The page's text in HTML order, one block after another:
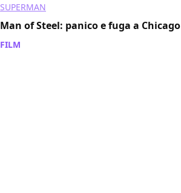
SUPERMAN
Man of Steel: panico e fuga a Chicago
FILM